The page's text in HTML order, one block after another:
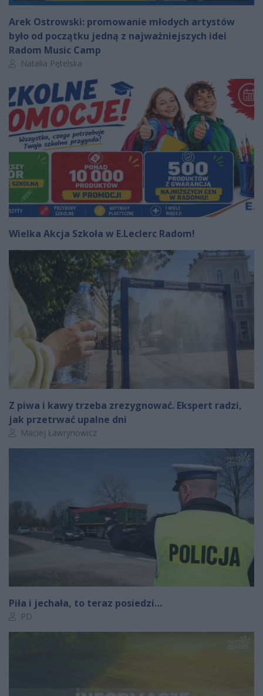
Arek Ostrowski: promowanie młodych artystów
było od początku jedną z najważniejszych idei
Radom Music Camp
Autor artykułu:
Natalia Pętelska
Wielka Akcja Szkoła w E.Leclerc Radom!
Z piwa i kawy trzeba zrezygnować. Ekspert radzi,
jak przetrwać upalne dni
Autor artykułu:
Maciej Ławrynowicz
Piła i jechała, to teraz posiedzi…
Autor artykułu:
PD